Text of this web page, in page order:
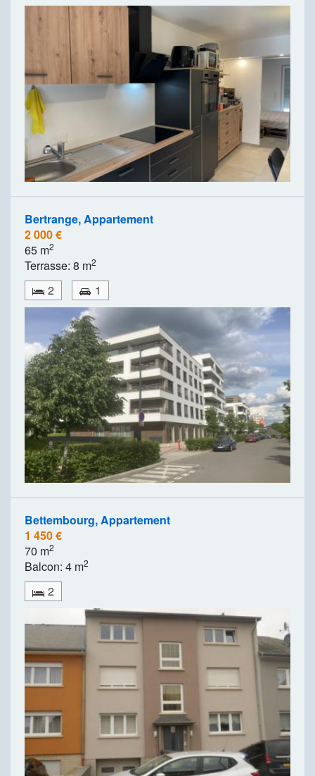
Bertrange, Appartement
2 000 €
65 m2
Terrasse: 8 m2
2 1
Bettembourg, Appartement
1 450 €
70 m2
Balcon: 4 m2
2